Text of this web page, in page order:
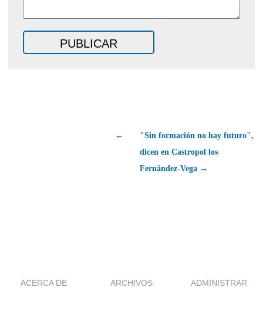
←
"Sin formación no hay futuro",
dicen en Castropol los
Fernández-Vega →
ACERCA DE ARCHIVOS ADMINISTRAR